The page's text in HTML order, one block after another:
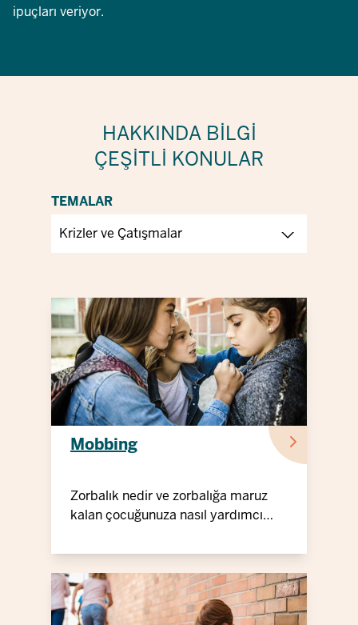
ipuçları veriyor.
HAKKINDA BILGI
ÇEŞITLI KONULAR
TEMALAR
Mobbing
Zorbalık nedir ve zorbalığa maruz
kalan çocuğunuza nasıl yardımcı